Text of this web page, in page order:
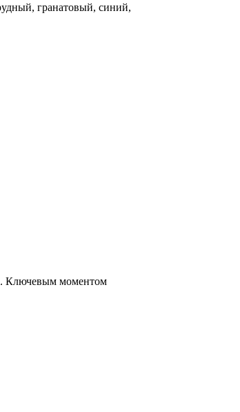
гранатовый, синий,
Ключевым моментом